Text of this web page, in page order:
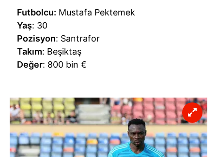
Futbolcu: Mustafa Pektemek
Yaş: 30
Pozisyon: Santrafor
Takım: Beşiktaş
Değer: 800 bin €